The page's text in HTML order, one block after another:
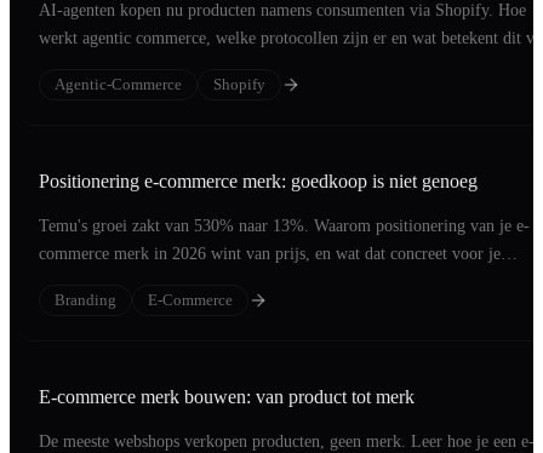
AI-agenten kopen nu producten namens consumenten via Shopify. Hoe
werkt agentic commerce, welke protocollen zijn er en wat betekent dit
Agentic-Commerce
Shopify
Positionering e-commerce merk: goedkoop is niet genoeg
Temu's groei zakt van 530% naar 13%. Waarom positionering van je e-
commerce merk in 2026 wint van prijs, en wat dat concreet voor je
Branding
E-Commerce
E-commerce merk bouwen: van product tot merk
De meeste webshops verkopen producten, geen merk. Leer hoe je een e-